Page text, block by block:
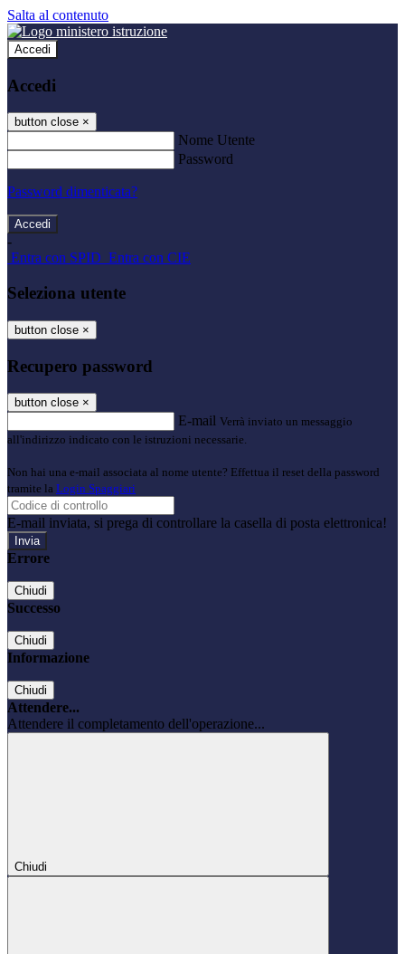
Salta al contenuto
Accedi
Accedi
button close ×
Nome Utente
Password
Password dimenticata?
-
Entra con SPID Entra con CIE
Seleziona utente
button close ×
Recupero password
button close ×
E-mail Verrà inviato un messaggio
all'indirizzo indicato con le istruzioni necessarie.
Non hai una e-mail associata al nome utente? Effettua il reset della password
tramite la Login Spaggiari
E-mail inviata, si prega di controllare la casella di posta elettronica!
Errore
Chiudi
Successo
Chiudi
Informazione
Chiudi
Attendere...
Attendere il completamento dell'operazione...
Chiudi